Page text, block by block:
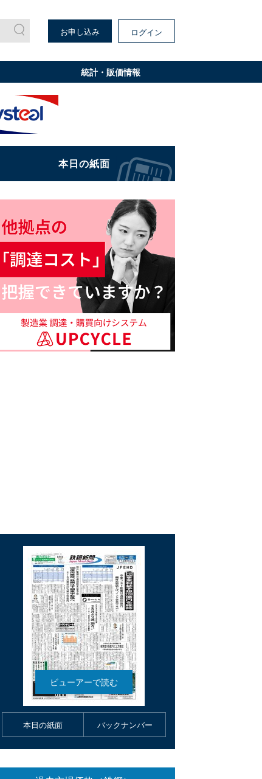
お申し込み ログイン
統計・販価情報
本日の紙面 バックナンバー